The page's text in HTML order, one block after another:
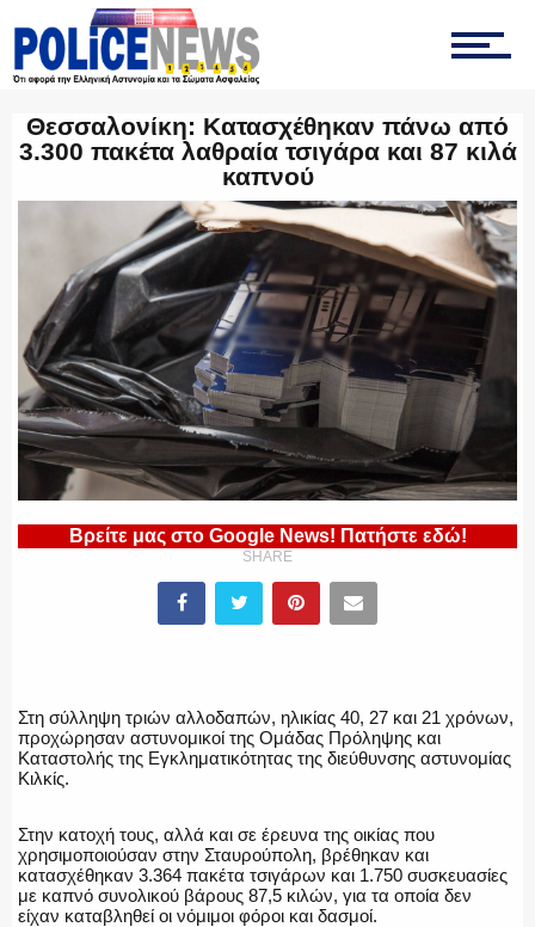
ΤΡΟΧΑΙΑ
ΟΜΑΔΑ “Ζ”
ΕΚΑΜ
ΥΑΤ/ΥΜΕΤ
ΠΥΡΟΣΒΕΣΤΙΚΗ
ΛΙΜΕΝΙΚΟ
Θεσσαλονίκη: Κατασχέθηκαν πάνω από
3.300 πακέτα λαθραία τσιγάρα και 87 κιλά
καπνού
Βρείτε μας στο Google News! Πατήστε εδώ!
SHARE
Στη σύλληψη τριών αλλοδαπών, ηλικίας 40, 27 και 21 χρόνων,
προχώρησαν αστυνομικοί της Ομάδας Πρόληψης και
Καταστολής της Εγκληματικότητας της διεύθυνσης αστυνομίας
Κιλκίς.
Στην κατοχή τους, αλλά και σε έρευνα της οικίας που
χρησιμοποιούσαν στην Σταυρούπολη, βρέθηκαν και
κατασχέθηκαν 3.364 πακέτα τσιγάρων και 1.750 συσκευασίες
με καπνό συνολικού βάρους 87,5 κιλών, για τα οποία δεν
είχαν καταβληθεί οι νόμιμοι φόροι και δασμοί.